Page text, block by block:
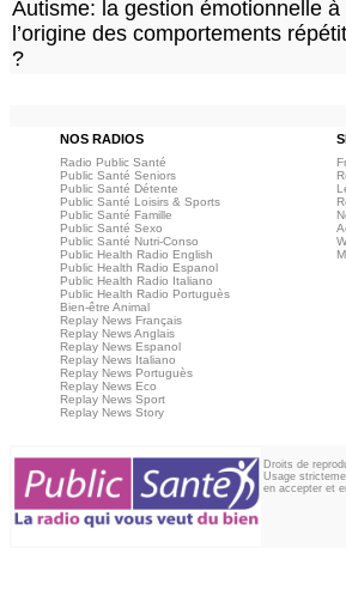
Autisme: la gestion émotionnelle à
l’origine des comportements
?
NOS RADIOS
Radio Public Santé
Public Santé Seniors
Public Santé Détente
Public Santé Loisirs & Sports
Public Santé Famille
Public Santé Sexo
Public Santé Nutri-Conso
Public Health Radio English
Public Health Radio Espanol
Public Health Radio Italiano
Public Health Radio Portuguès
Bien-être Animal
Replay News Français
Replay News Anglais
Replay News Espanol
Replay News Italiano
Replay News Portuguès
Replay News Eco
Replay News Sport
Replay News Story
Droits de
Usage
en accepter et